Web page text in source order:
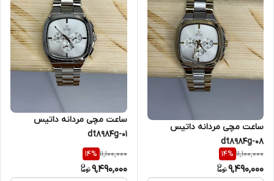
ساعت مچی مردانه داتیس
dt8984g-08
11,100,000
14%
9,490,000
ساعت مچی مردانه داتیس
dt8984g-01
11,100,000
14%
9,490,000